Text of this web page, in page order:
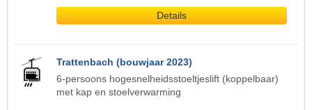
Details
Trattenbach (bouwjaar 2023)
6-persoons hogesnelheidsstoeltjeslift (koppelbaar)
met kap en stoelverwarming